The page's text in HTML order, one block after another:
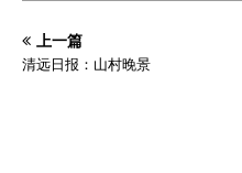
上一篇
清远日报：山村晚景